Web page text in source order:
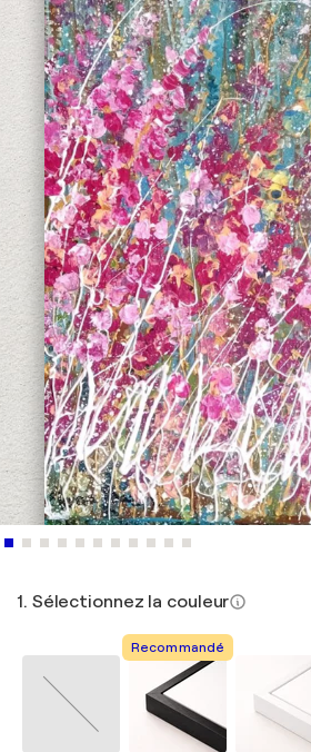
1. Sélectionnez la couleur
Recommandé